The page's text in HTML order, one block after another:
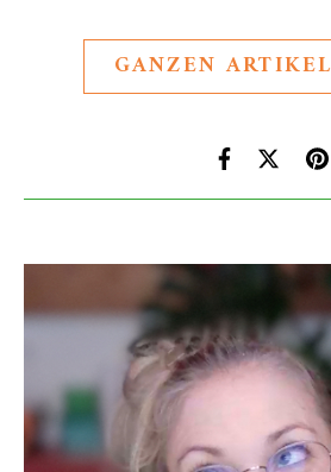
GANZEN